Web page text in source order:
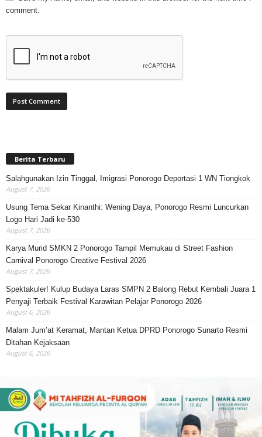
comment.
Berita Terbaru
Salahgunakan Izin Tinggal, Imigrasi Ponorogo Deportasi 1 WN Tiongkok
August 7, 2026
Usung Tema Sekar Kinanthi: Wening Daya, Ponorogo Resmi Luncurkan
Logo Hari Jadi ke-530
August 7, 2026
Karya Murid SMKN 2 Ponorogo Tampil Memukau di Street Fashion
Carnival Ponorogo Creative Festival 2026
August 7, 2026
Spektakuler! Kulup Budaya Laras SMPN 2 Balong Rebut Kembali Juara 1
Penyaji Terbaik Festival Karawitan Pelajar Ponorogo 2026
August 6, 2026
Malam Jum’at Keramat, Mantan Ketua DPRD Ponorogo Sunarto Resmi
Ditahan Kejaksaan
August 6, 2026